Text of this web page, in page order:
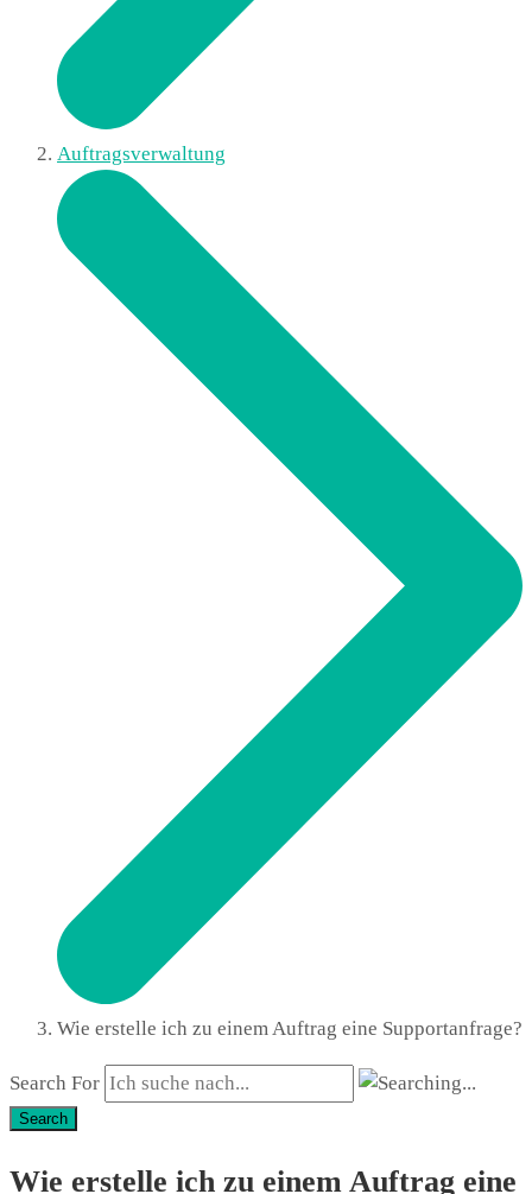
Auftragsverwaltung
Wie erstelle ich zu einem Auftrag eine Supportanfrage?
Search For
Search
Wie erstelle ich zu einem Auftrag eine